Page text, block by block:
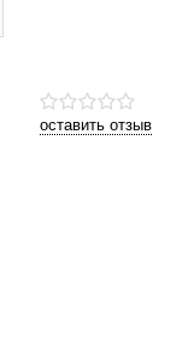
оставить отзыв